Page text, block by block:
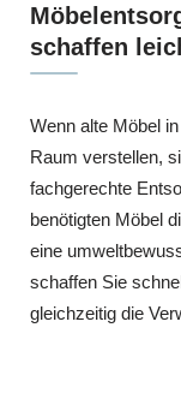
schaffen
Wenn alte Möbel
Raum verstellen,
fachgerechte
benötigten Möbel
eine
schaffen Sie
gleichzeitig die